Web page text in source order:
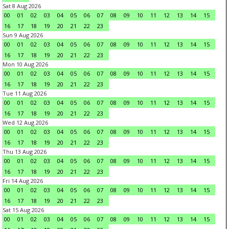
Sat 8 Aug 2026
00
01 02 03 04 05 06 07 08 09 10 11 12 13 14
15
16
17 18 19 20 21 22
23
Sun 9 Aug 2026
00
01 02 03 04 05 06 07 08 09 10 11 12 13 14
15
16
17 18 19 20 21 22
23
Mon 10 Aug 2026
00
01 02 03 04 05 06 07 08 09 10 11 12 13 14
15
16
17 18 19 20 21 22
23
Tue 11 Aug 2026
00
01 02 03 04 05 06 07 08 09 10 11 12 13 14
15
16
17 18 19 20 21 22
23
Wed 12 Aug 2026
00
01 02 03 04 05 06 07 08 09 10 11 12 13 14
15
16
17 18 19 20 21 22
23
Thu 13 Aug 2026
00
01 02 03 04 05 06 07 08 09 10 11 12 13 14
15
16
17 18 19 20 21 22
23
Fri 14 Aug 2026
00
01 02 03 04 05 06 07 08 09 10 11 12 13 14
15
16
17 18 19 20 21 22
23
Sat 15 Aug 2026
00
01 02 03 04 05 06 07 08 09 10 11 12 13 14
15